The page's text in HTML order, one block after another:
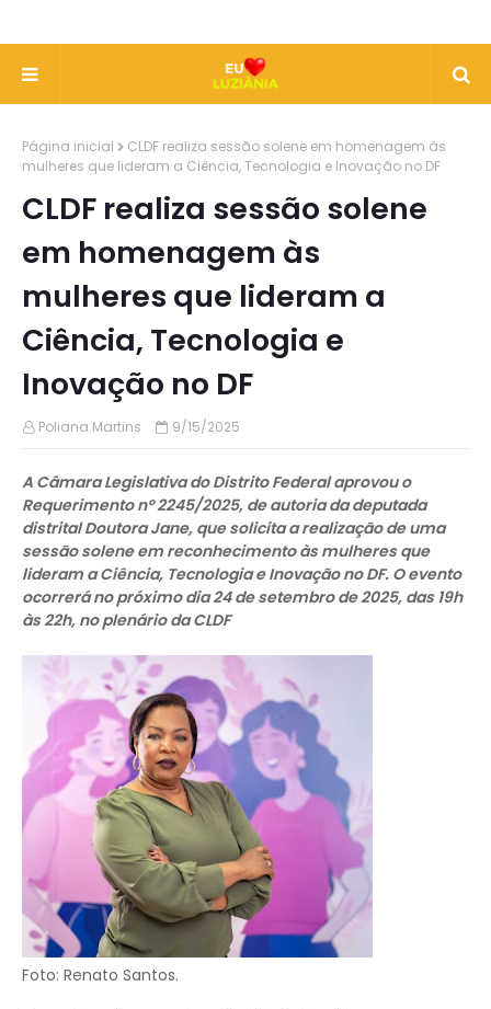
Página inicial
CLDF realiza sessão solene em homenagem às
mulheres que lideram a Ciência, Tecnologia e Inovação no DF
CLDF realiza sessão solene
em homenagem às
mulheres que lideram a
Ciência, Tecnologia e
Inovação no DF
Poliana Martins 9/15/2025
A Câmara Legislativa do Distrito Federal aprovou o
Requerimento nº 2245/2025, de autoria da deputada
distrital Doutora Jane, que solicita a realização de uma
sessão solene em reconhecimento às mulheres que
lideram a Ciência, Tecnologia e Inovação no DF. O evento
ocorrerá no próximo dia 24 de setembro de 2025, das 19h
às 22h, no plenário da CLDF
Foto: Renato Santos.